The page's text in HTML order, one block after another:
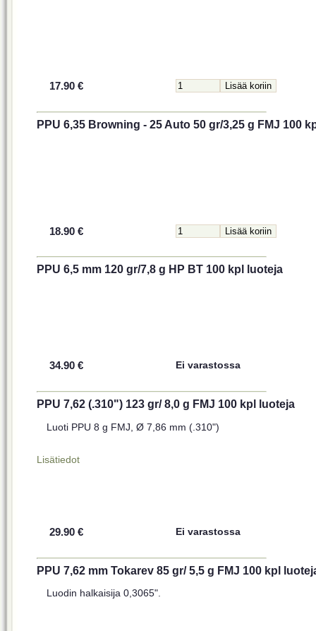
17.90 €
PPU 6,35 Browning - 25 Auto 50 gr/3,25 g FMJ 100
18.90 €
PPU 6,5 mm 120 gr/7,8 g HP BT 100 kpl luoteja
34.90 € Ei varastossa
PPU 7,62 (.310") 123 gr/ 8,0 g FMJ 100 kpl luoteja
Luoti PPU 8 g FMJ, Ø 7,86 mm (.310")
Lisätiedot
29.90 € Ei varastossa
PPU 7,62 mm Tokarev 85 gr/ 5,5 g FMJ 100 kpl
Luodin halkaisija 0,3065".